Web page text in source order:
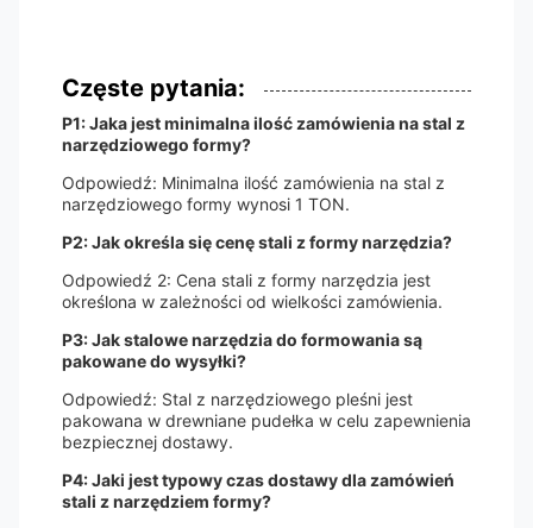
Częste pytania:
P1: Jaka jest minimalna ilość zamówienia na stal z
narzędziowego formy?
Odpowiedź: Minimalna ilość zamówienia na stal z
narzędziowego formy wynosi 1 TON.
P2: Jak określa się cenę stali z formy narzędzia?
Odpowiedź 2: Cena stali z formy narzędzia jest
określona w zależności od wielkości zamówienia.
P3: Jak stalowe narzędzia do formowania są
pakowane do wysyłki?
Odpowiedź: Stal z narzędziowego pleśni jest
pakowana w drewniane pudełka w celu zapewnienia
bezpiecznej dostawy.
P4: Jaki jest typowy czas dostawy dla zamówień
stali z narzędziem formy?